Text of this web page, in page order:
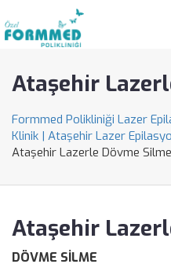
Ataşehir
Formmed Polikliniği Lazer
Klinik | Ataşehir Lazer
Ataşehir Lazerle Dövme Silme
Ataşehir
DÖVME SİLME